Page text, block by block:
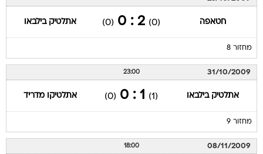
חטאפה (0)
2 : 0
(0) אתלטיק בילבאו
מחזור 8
31/10/2009
23:00
אתלטיק בילבאו (1)
1 : 0
(0) אתלטיקו מדריד
מחזור 9
08/11/2009
18:00